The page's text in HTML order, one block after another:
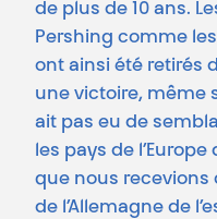
de plus de 10 ans.
Pershing comme les
ont ainsi été retirés
une victoire, même
ait pas eu de
les pays de l’Europe
que nous recevions
de l’Allemagne de